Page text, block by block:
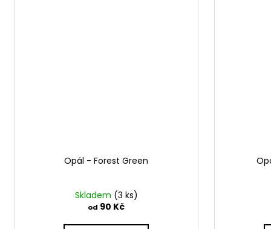
Opál - Forest Green
Skladem (3 ks)
od 90 Kč